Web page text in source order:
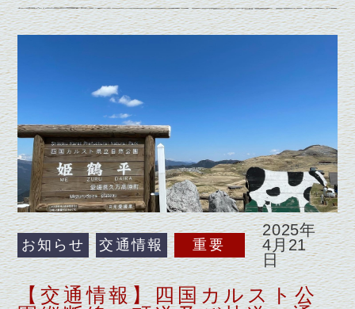
お知らせ 交通情報 重要
2025年
4月21
日
【交通情報】四国カルスト公